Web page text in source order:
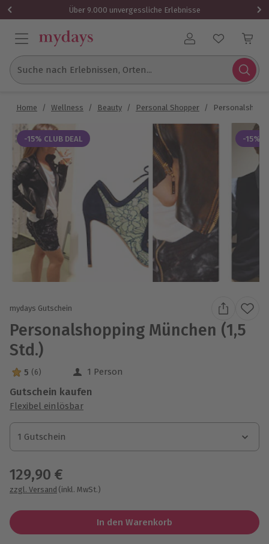
Über 9.000 unvergessliche Erlebnisse
Benutzerkonto
Suche nach Erlebnissen, Orten...
Home / Wellness / Beauty / Personal Shopper /
-15% CLUB DEAL -15%
mydays Gutschein
Personalshopping München (1,5
Std.)
5 Sterne von 5 aus 6 Bewertungen
5 (6) 1 Person
Gutschein kaufen
Flexibel einlösbar
1 Gutschein
1 Gutschein
1 Gutschein
129,90 €
zzgl. Versand (inkl. MwSt.)
In den Warenkorb